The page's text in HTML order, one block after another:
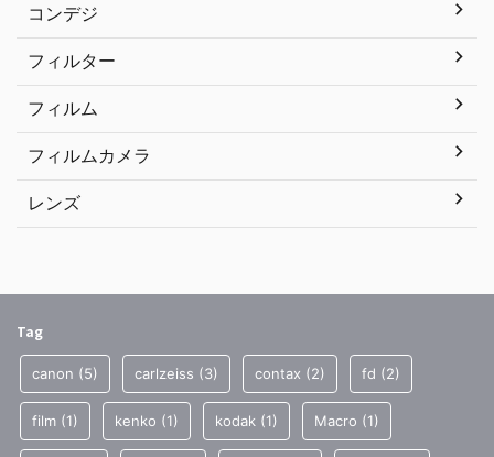
コンデジ
フィルター
フィルム
フィルムカメラ
レンズ
Tag
canon (5) carlzeiss (3) contax (2) fd (2)
film (1) kenko (1) kodak (1) Macro (1)